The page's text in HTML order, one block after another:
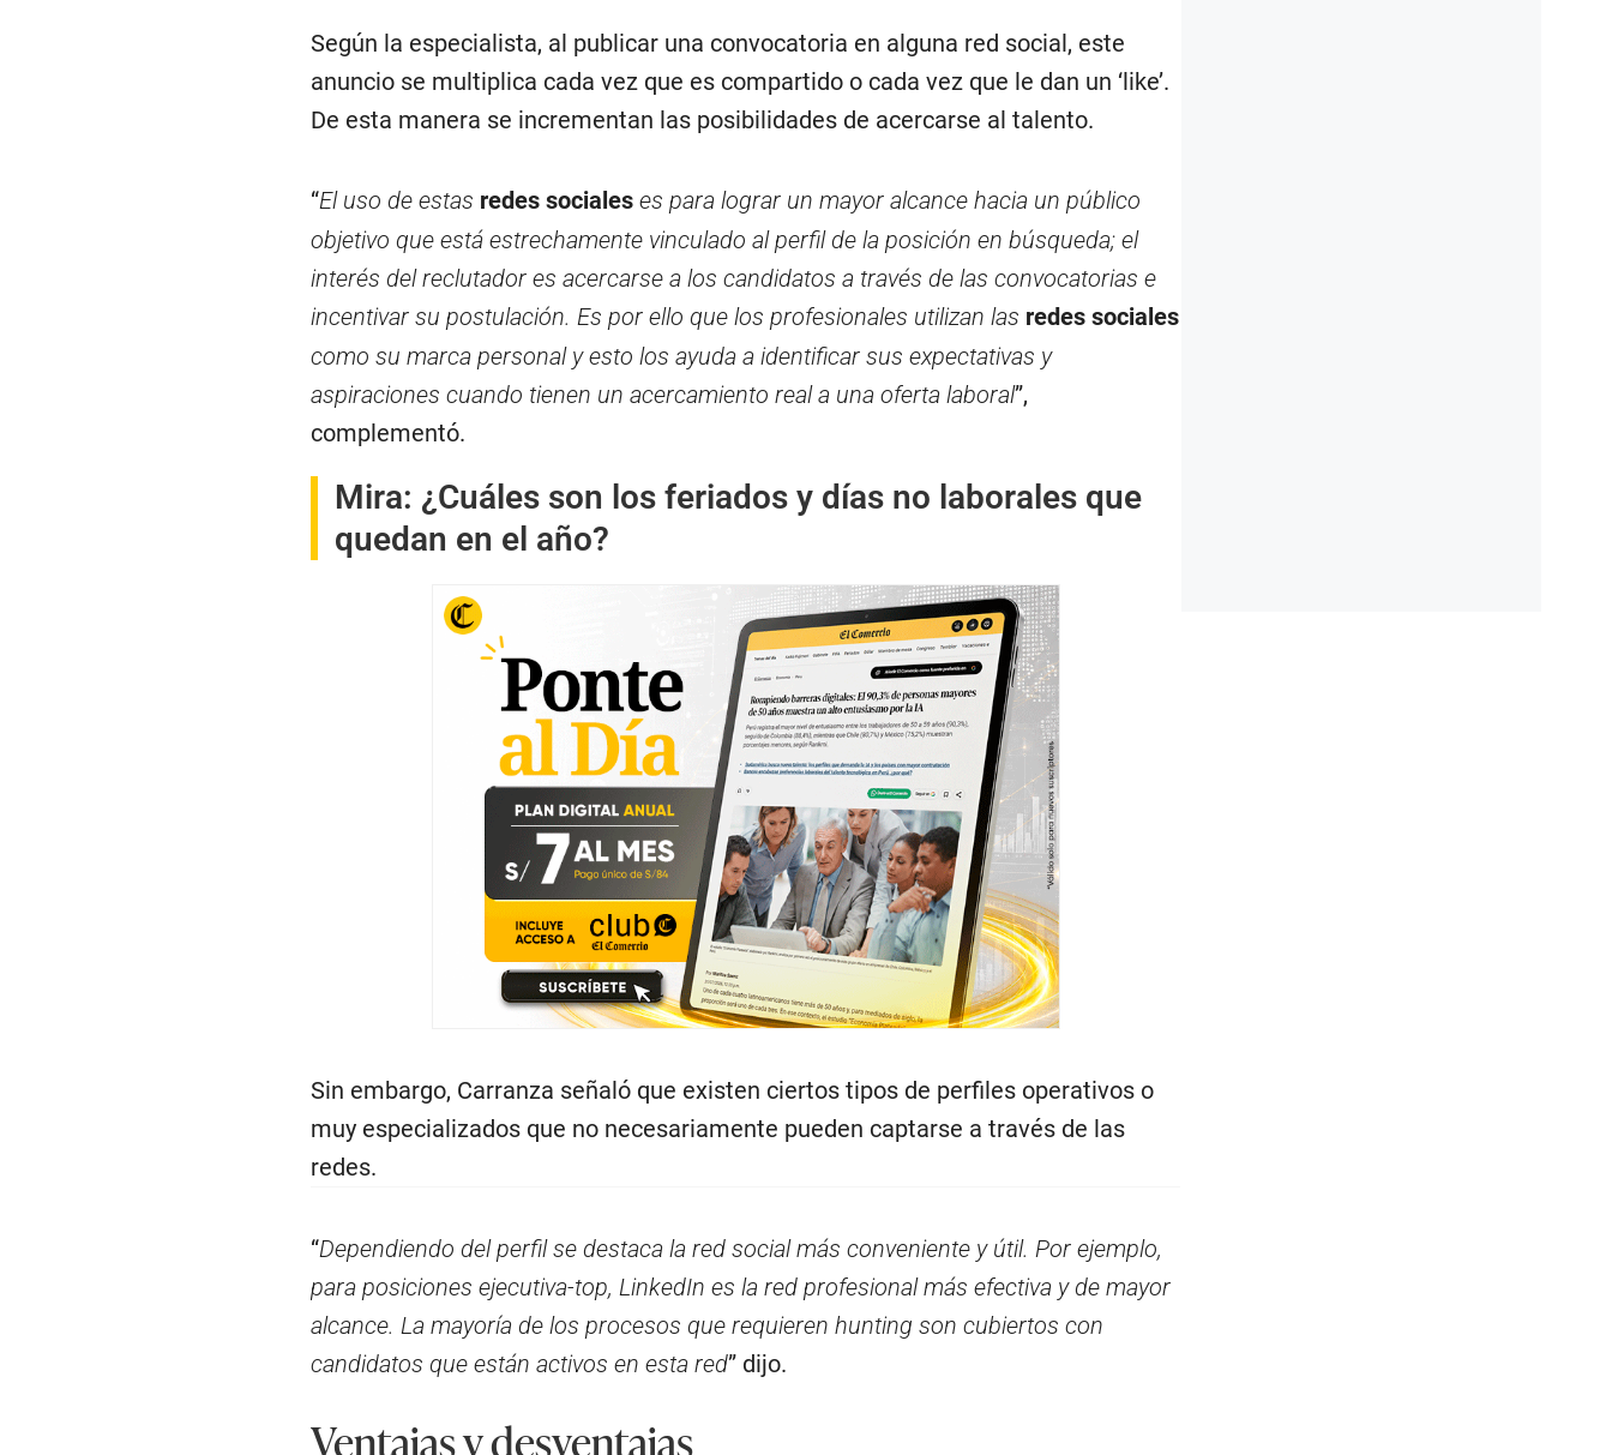
Según la especialista, al publicar una convocatoria en alguna red social, este
anuncio se multiplica cada vez que es compartido o cada vez que le dan un ‘like’.
De esta manera se incrementan las posibilidades de acercarse al talento.
“El uso de estas redes socialeses para lograr un mayor alcance hacia un público
objetivo que está estrechamente vinculado al perfil de la posición en búsqueda; el
interés del reclutador es acercarse a los candidatos a través de las convocatorias e
incentivar su postulación. Es por ello que los profesionales utilizan las redes sociales
como su marca personal y esto los ayuda a identificar sus expectativas y
aspiraciones cuando tienen un acercamiento real a una oferta laboral”,
complementó.
Mira: ¿Cuáles son los feriados y días no laborales que
quedan en el año?
Sin embargo, Carranza señaló que existen ciertos tipos de perfiles operativos o
muy especializados que no necesariamente pueden captarse a través de las
redes.
“Dependiendo del perfil se destaca la red social más conveniente y útil. Por ejemplo,
para posiciones ejecutiva-top, LinkedIn es la red profesional más efectiva y de mayor
alcance. La mayoría de los procesos que requieren hunting son cubiertos con
candidatos que están activos en esta red” dijo.
Ventajas y desventajas